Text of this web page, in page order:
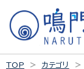
TOP カテゴリ